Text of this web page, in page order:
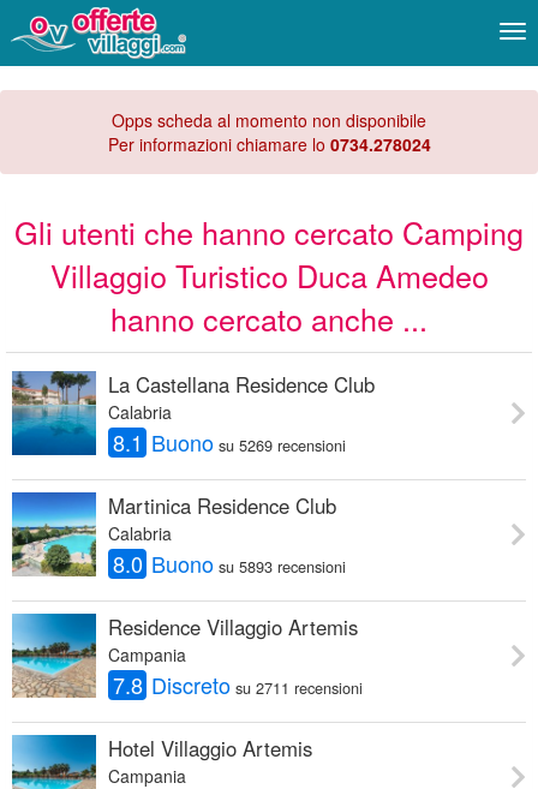
Opps scheda al momento non disponibile
Per informazioni chiamare lo 0734.278024
Gli utenti che hanno cercato Camping
Villaggio Turistico Duca Amedeo
hanno cercato anche ...
La Castellana Residence Club
Calabria
8.1 Buono su 5269 recensioni
Martinica Residence Club
Calabria
8.0 Buono su 5893 recensioni
Residence Villaggio Artemis
Campania
7.8 Discreto su 2711 recensioni
Hotel Villaggio Artemis
Campania